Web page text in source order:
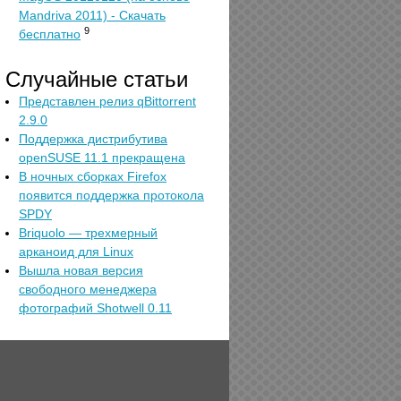
Mandriva 2011) - Скачать
бесплатно 9
Случайные статьи
Представлен релиз qBittorrent
2.9.0
Поддержка дистрибутива
openSUSE 11.1 прекращена
В ночных сборках Firefox
появится поддержка протокола
SPDY
Briquolo — трехмерный
арканоид для Linux
Вышла новая версия
свободного менеджера
фотографий Shotwell 0.11